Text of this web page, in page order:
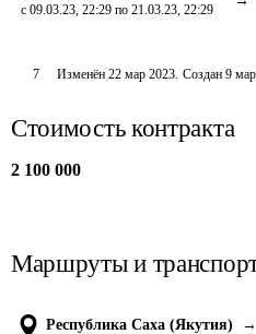
с 09.03.23, 22:29 по 21.03.23, 22:29
7 Изменён 22 мар 2023. Создан 9
Стоимость контракта
2 100 000
Маршруты и
Республика Саха (Якутия)
→